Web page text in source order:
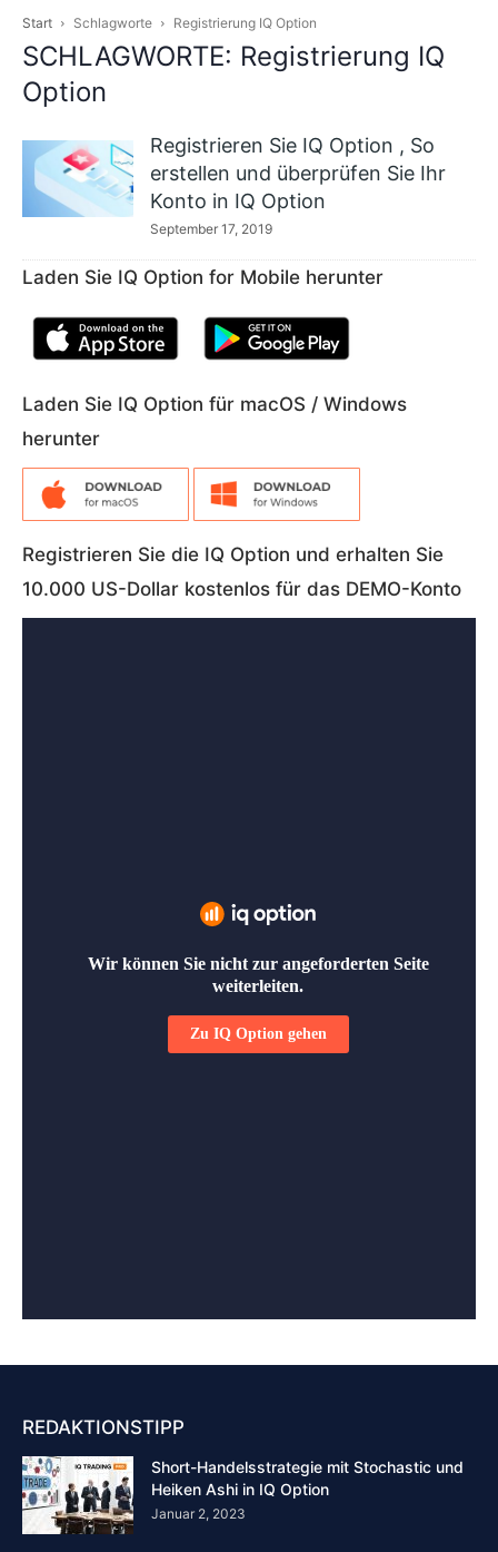
Start Schlagworte Registrierung IQ Option
SCHLAGWORTE: Registrierung IQ
Option
Registrieren Sie IQ Option , So
erstellen und überprüfen Sie Ihr
Konto in IQ Option
September 17, 2019
Laden Sie IQ Option for Mobile herunter
Laden Sie IQ Option für macOS / Windows
herunter
Registrieren Sie die IQ Option und erhalten Sie
10.000 US-Dollar kostenlos für das DEMO-Konto
REDAKTIONSTIPP
Short-Handelsstrategie mit Stochastic und
Heiken Ashi in IQ Option
Januar 2, 2023